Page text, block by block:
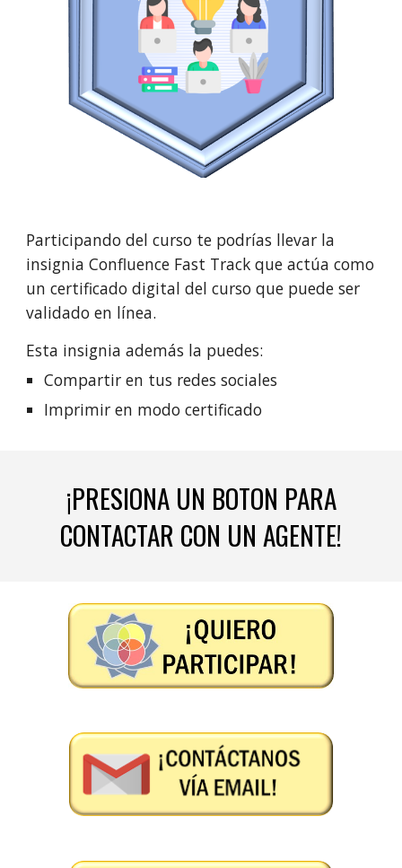
Participando del curso te podrías llevar la
insignia Confluence Fast Track que actúa como
un certificado digital del curso que puede ser
validado en línea.
Esta insignia además la puedes:
Compartir en tus redes sociales
Imprimir en modo certificado
¡PRESIONA UN BOTON PARA
CONTACTAR CON UN AGENTE!